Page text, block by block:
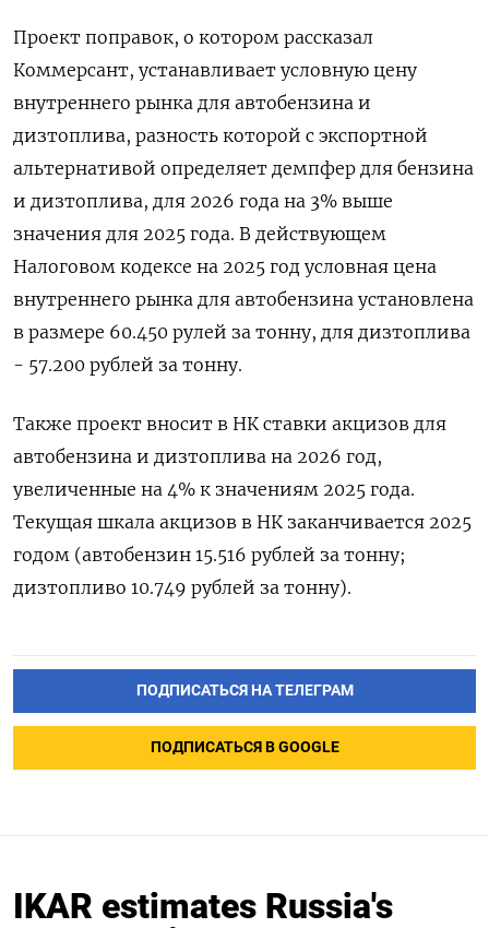
Проект поправок, о котором рассказал
Коммерсант, устанавливает условную цену
внутреннего рынка для автобензина и
дизтоплива, разность которой с экспортной
альтернативой определяет демпфер для бензина
и дизтоплива, для 2026 года на 3% выше
значения для 2025 года. В действующем
Налоговом кодексе на 2025 год условная цена
внутреннего рынка для автобензина установлена
в размере 60.450 рулей за тонну, для дизтоплива
- 57.200 рублей за тонну.
Также проект вносит в НК ставки акцизов для
автобензина и дизтоплива на 2026 год,
увеличенные на 4% к значениям 2025 года.
Текущая шкала акцизов в НК заканчивается 2025
годом (автобензин 15.516 рублей за тонну;
дизтопливо 10.749 рублей за тонну).
ПОДПИСАТЬСЯ НА ТЕЛЕГРАМ
ПОДПИСАТЬСЯ В GOOGLE
IKAR estimates Russia's